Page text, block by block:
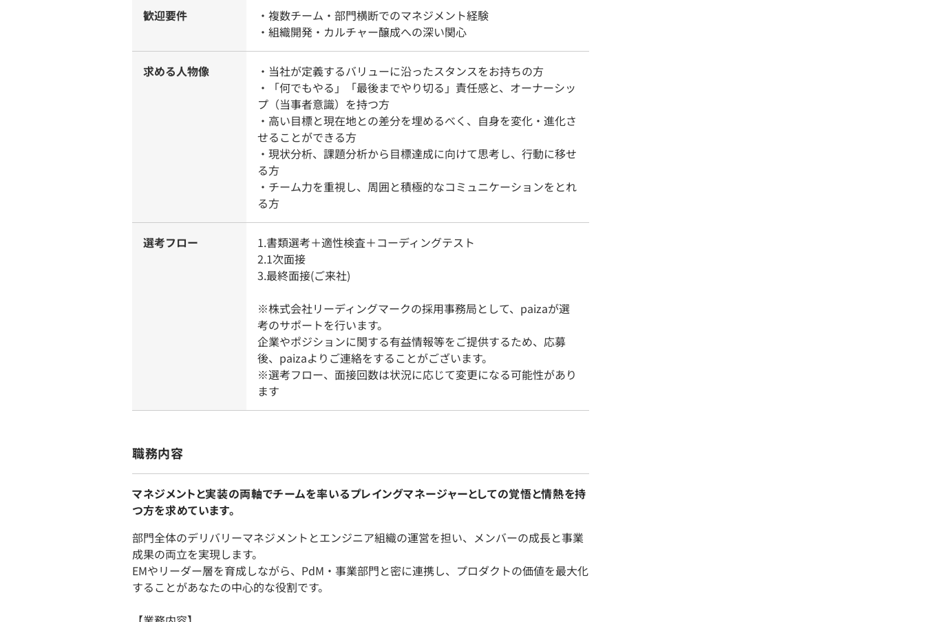
歓迎要件
・複数チーム・部門横断でのマネジメント経験
・組織開発・カルチャー醸成への深い関心
求める人物像
・当社が定義するバリューに沿ったスタンスをお持ちの方
・「何でもやる」「最後までやり切る」責任感と、オーナーシッ
プ（当事者意識）を持つ方
・高い目標と現在地との差分を埋めるべく、自身を変化・進化さ
せることができる方
・現状分析、課題分析から目標達成に向けて思考し、行動に移せ
る方
・チーム力を重視し、周囲と積極的なコミュニケーションをとれ
る方
選考フロー
1.書類選考＋適性検査＋コーディングテスト
2.1次面接
3.最終面接(ご来社)
※株式会社リーディングマークの採用事務局として、paizaが選
考のサポートを行います。
企業やポジションに関する有益情報等をご提供するため、応募
後、paizaよりご連絡をすることがございます。
※選考フロー、面接回数は状況に応じて変更になる可能性があり
ます
職務内容
マネジメントと実装の両軸でチームを率いるプレイングマネージャーとしての覚悟と情熱を持
つ方を求めています。
部門全体のデリバリーマネジメントとエンジニア組織の運営を担い、メンバーの成長と事業
成果の両立を実現します。
EMやリーダー層を育成しながら、PdM・事業部門と密に連携し、プロダクトの価値を最大化
することがあなたの中心的な役割です。